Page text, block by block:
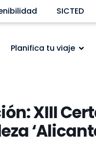
SICTED
Planifica tu viaje
XIII